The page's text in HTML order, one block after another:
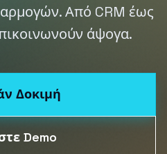
Από CRM έως
άψογα.
Δοκιμή
Demo